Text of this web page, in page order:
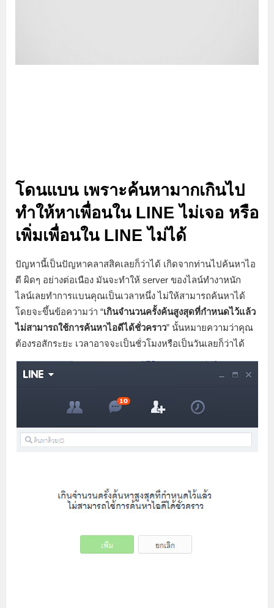
โดนแบน เพราะค้นหามากเกินไป
ทำให้หาเพื่อนใน LINE ไม่เจอ หรือ
เพิ่มเพื่อนใน LINE ไม่ได้
ปัญหานี้เป็นปัญหาคลาสสิคเลยก็ว่าได้ เกิดจากท่านไปค้นหาไอ
ดี ผิดๆ อย่างต่อเนือง มันจะทำให้ server ของไลน์ทำงาหนัก
ไลน์เลยทำการแบนคุณเป็นเวลาหนึ่ง ไม่ให้สามารถค้นหาได้
โดยจะขึ้นข้อความว่า “เกินจำนวนครั้งค้นสูงสุดที่กำหนดไว้แล้ว
ไม่สามารถใช้การค้นหาไอดีได้ชั่วคราว” นั้นหมายความว่าคุณ
ต้องรอสักระยะ เวลาอาจจะเป็นชั่วโมงหรือเป็นวันเลยก็ว่าได้